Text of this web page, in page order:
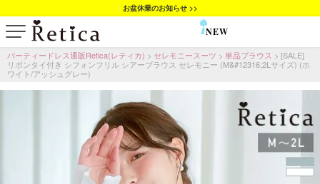
お盆休業のお知らせ >>
NEW
パーティードレス通販Retica(レティカ) セレモニースーツ 単品ブラウス
[SALE]
リボンタイ付き シフォンフリル シアーブラウス セレモニー (M&#12316;2Lサイズ) (ホ
ワイト/アッシュグレー)